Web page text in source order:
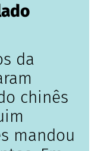
da
chinês
mandou